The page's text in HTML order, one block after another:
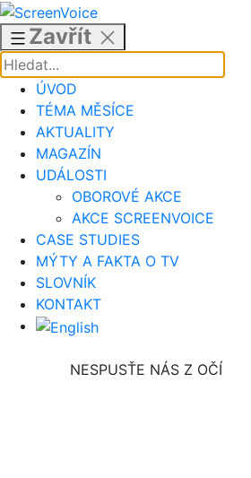
Přejít
obsahu
Zavřít
ÚVOD
TÉMA MĚSÍCE
AKTUALITY
MAGAZÍN
UDÁLOSTI
OBOROVÉ AKCE
AKCE SCREENVOICE
CASE STUDIES
MÝTY A FAKTA O TV
SLOVNÍK
KONTAKT
NESPUSŤE NÁS Z OČÍ